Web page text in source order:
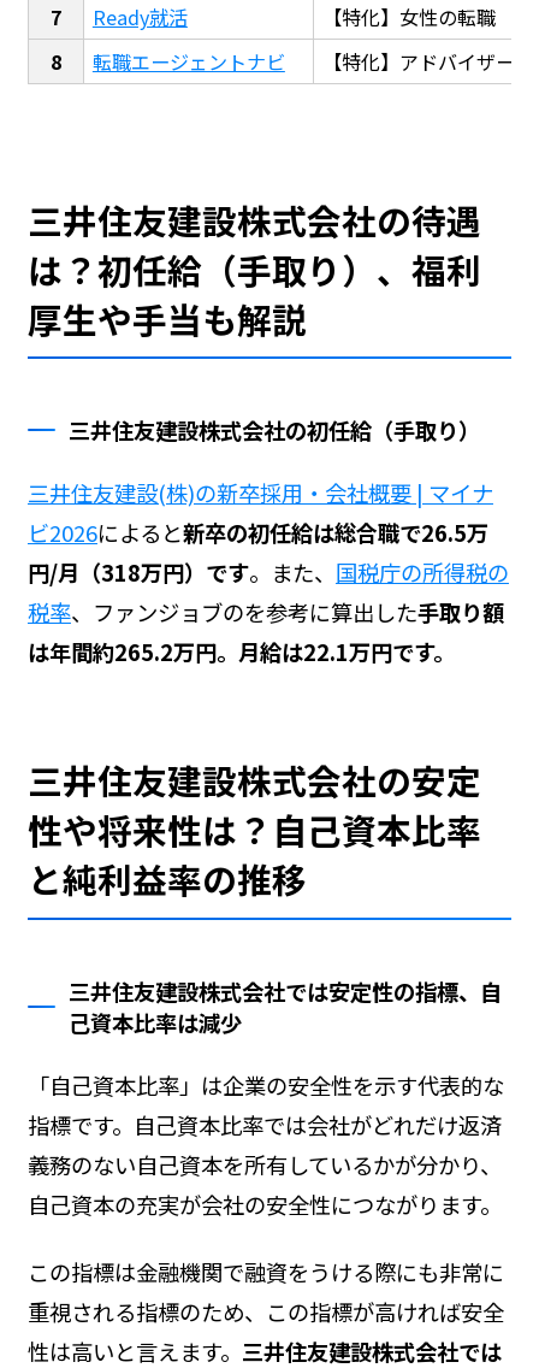
Ready就活
【特化】女性の転職
転職エージェントナビ
【特化】アドバイザー
三井住友建設株式会社の待遇
は？初任給（手取り）、福利
厚生や手当も解説
三井住友建設株式会社の初任給（手取り）
三井住友建設(株)の新卒採用・会社概要 | マイナ
ビ2026によると新卒の初任給は総合職で26.5万
円/月（318万円）です。また、 国税庁の所得税の
税率、ファンジョブのを参考に算出した手取り額
は年間約265.2万円。月給は22.1万円です。
三井住友建設株式会社の安定
性や将来性は？自己資本比率
と純利益率の推移
三井住友建設株式会社では安定性の指標、自
己資本比率は減少
「自己資本比率」は企業の安全性を示す代表的な
指標です。自己資本比率では会社がどれだけ返済
義務のない自己資本を所有しているかが分かり、
自己資本の充実が会社の安全性につながります。
この指標は金融機関で融資をうける際にも非常に
重視される指標のため、この指標が高ければ安全
性は高いと言えます。 三井住友建設株式会社では